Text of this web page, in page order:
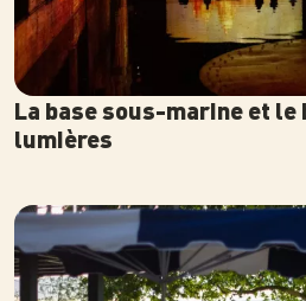
La base sous-marine et le
lumières